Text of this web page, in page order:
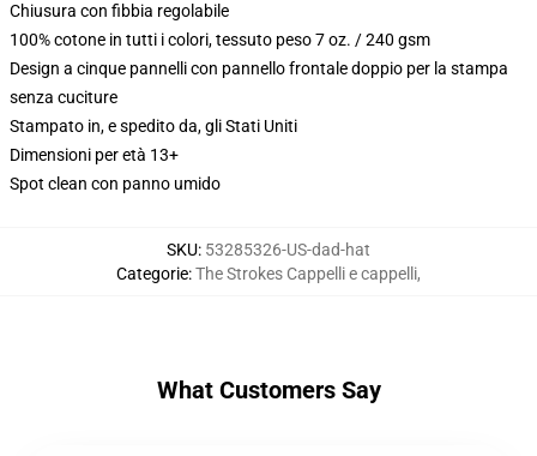
Chiusura con fibbia regolabile
100% cotone in tutti i colori, tessuto peso 7 oz. / 240 gsm
Design a cinque pannelli con pannello frontale doppio per la stampa
senza cuciture
Stampato in, e spedito da, gli Stati Uniti
Dimensioni per età 13+
Spot clean con panno umido
SKU: 53285326-US-dad-hat
Categorie:The Strokes Cappelli e cappelli,
What Customers Say